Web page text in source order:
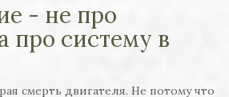
- не про
про систему в
смерть двигателя. Не потому что